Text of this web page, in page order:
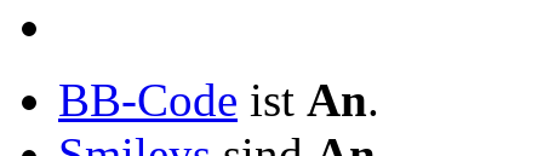
BB-Code ist An.